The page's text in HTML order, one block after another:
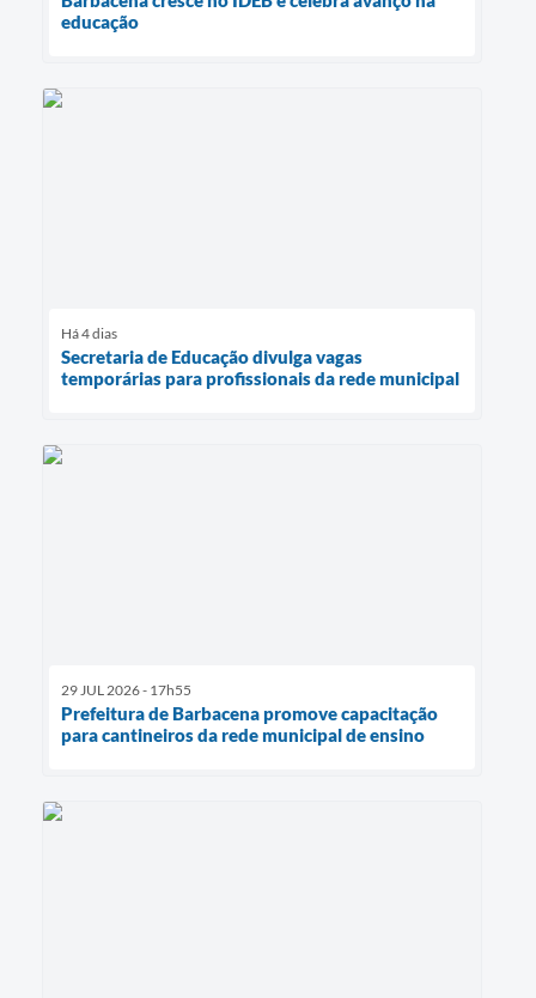
educação
Há 4 dias
Secretaria de Educação divulga vagas
temporárias para profissionais da rede municipal
29 JUL 2026 - 17h55
Prefeitura de Barbacena promove capacitação
para cantineiros da rede municipal de ensino